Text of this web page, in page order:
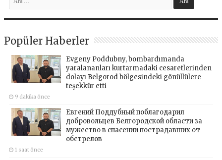
Popüler Haberler
Evgeny Poddubny, bombardımanda
yaralananları kurtarmadaki cesaretlerinden
dolayı Belgorod bölgesindeki gönüllülere
teşekkür etti
9 dakika önce
Евгений Поддубный поблагодарил
добровольцев Белгородской области за
мужество в спасении пострадавших от
обстрелов
1 saat önce